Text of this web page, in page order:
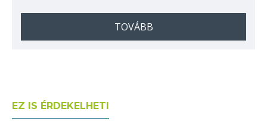
TOVÁBB
EZ IS ÉRDEKELHETI